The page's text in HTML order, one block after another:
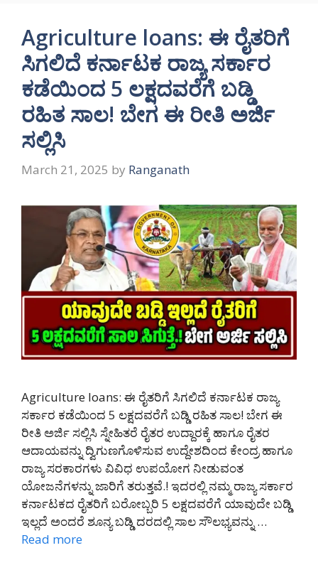
Agriculture loans: ಈ ರೈತರಿಗೆ
ಸಿಗಲಿದೆ ಕರ್ನಾಟಕ ರಾಜ್ಯ ಸರ್ಕಾರ
ಕಡೆಯಿಂದ 5 ಲಕ್ಷದವರೆಗೆ ಬಡ್ಡಿ
ರಹಿತ ಸಾಲ! ಬೇಗ ಈ ರೀತಿ ಅರ್ಜಿ
ಸಲ್ಲಿಸಿ
March 21, 2025 by Ranganath
Agriculture loans: ಈ ರೈತರಿಗೆ ಸಿಗಲಿದೆ ಕರ್ನಾಟಕ ರಾಜ್ಯ
ಸರ್ಕಾರ ಕಡೆಯಿಂದ 5 ಲಕ್ಷದವರೆಗೆ ಬಡ್ಡಿ ರಹಿತ ಸಾಲ! ಬೇಗ ಈ
ರೀತಿ ಅರ್ಜಿ ಸಲ್ಲಿಸಿ ಸ್ನೇಹಿತರೆ ರೈತರ ಉದ್ದಾರಕ್ಕೆ ಹಾಗೂ ರೈತರ
ಆದಾಯವನ್ನು ದ್ವಿಗುಣಗೊಳಿಸುವ ಉದ್ದೇಶದಿಂದ ಕೇಂದ್ರ ಹಾಗೂ
ರಾಜ್ಯ ಸರಕಾರಗಳು ವಿವಿಧ ಉಪಯೋಗ ನೀಡುವಂತ
ಯೋಜನೆಗಳನ್ನು ಜಾರಿಗೆ ತರುತ್ತವೆ.! ಇದರಲ್ಲಿ ನಮ್ಮ ರಾಜ್ಯ ಸರ್ಕಾರ
ಕರ್ನಾಟಕದ ರೈತರಿಗೆ ಬರೋಬ್ಬರಿ 5 ಲಕ್ಷದವರೆಗೆ ಯಾವುದೇ ಬಡ್ಡಿ
ಇಲ್ಲದೆ ಅಂದರೆ ಶೂನ್ಯ ಬಡ್ಡಿ ದರದಲ್ಲಿ ಸಾಲ ಸೌಲಭ್ಯವನ್ನು …
Read more